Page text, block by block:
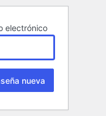
electrónico